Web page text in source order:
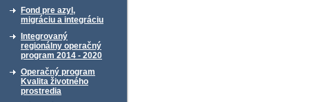
Fond pre azyl,
migráciu a integráciu
Integrovaný
regionálny operačný
program 2014 - 2020
Operačný program
Kvalita životného
prostredia